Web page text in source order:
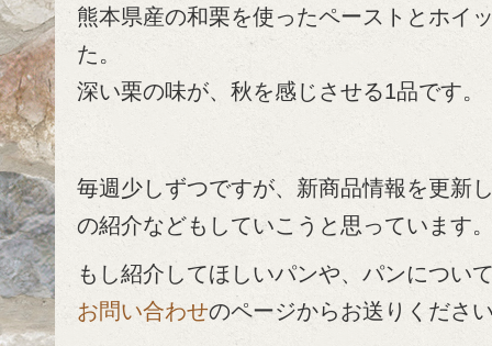
熊本県産の和栗を使ったペーストとホイ
た。
深い栗の味が、秋を感じさせる1品です。
毎週少しずつですが、新商品情報を更新
の紹介などもしていこうと思っています
もし紹介してほしいパンや、パンについ
お問い合わせのページからお送りくださ